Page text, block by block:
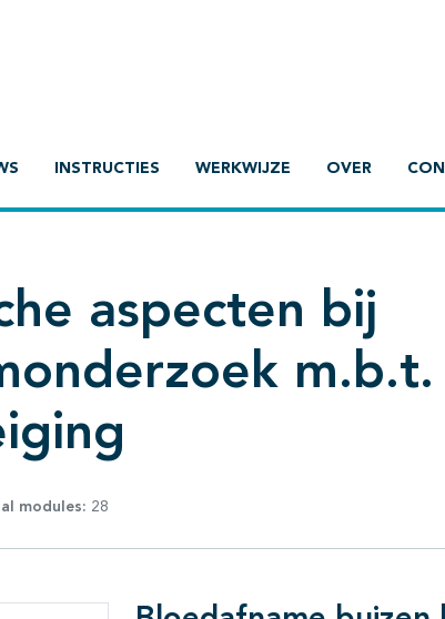
INSTRUCTIES WERKWIJZE OVER
aspecten bij
m.b.t.
modules: 28